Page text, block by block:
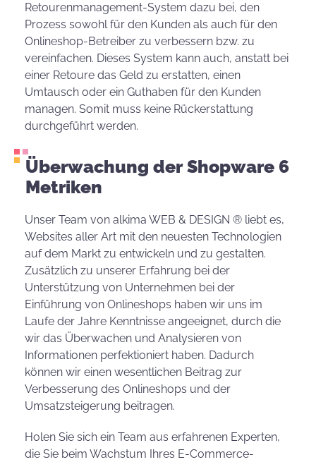
Retourenmanagement-System dazu bei, den
Prozess sowohl für den Kunden als auch für den
Onlineshop-Betreiber zu verbessern bzw. zu
vereinfachen. Dieses System kann auch, anstatt bei
einer Retoure das Geld zu erstatten, einen
Umtausch oder ein Guthaben für den Kunden
managen. Somit muss keine Rückerstattung
durchgeführt werden.
Überwachung der Shopware 6
Metriken
Unser Team von alkima WEB & DESIGN ® liebt es,
Websites aller Art mit den neuesten Technologien
auf dem Markt zu entwickeln und zu gestalten.
Zusätzlich zu unserer Erfahrung bei der
Unterstützung von Unternehmen bei der
Einführung von Onlineshops haben wir uns im
Laufe der Jahre Kenntnisse angeeignet, durch die
wir das Überwachen und Analysieren von
Informationen perfektioniert haben. Dadurch
können wir einen wesentlichen Beitrag zur
Verbesserung des Onlineshops und der
Umsatzsteigerung beitragen.
Holen Sie sich ein Team aus erfahrenen Experten,
die Sie beim Wachstum Ihres E-Commerce-